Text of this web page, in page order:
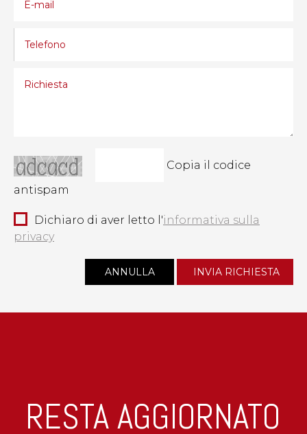
Copia il codice
antispam
Dichiaro di aver letto l'informativa sulla
privacy
RESTA AGGIORNATO